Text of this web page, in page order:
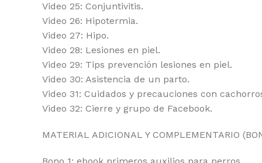
Video 25: Conjuntivitis.
Video 26: Hipotermia.
Video 27: Hipo.
Video 28: Lesiones en piel.
Video 29: Tips prevención lesiones en piel.
Video 30: Asistencia de un parto.
Video 31: Cuidados y precauciones con
Video 32: Cierre y grupo de Facebook.
MATERIAL ADICIONAL Y COMPLEMENTARIO